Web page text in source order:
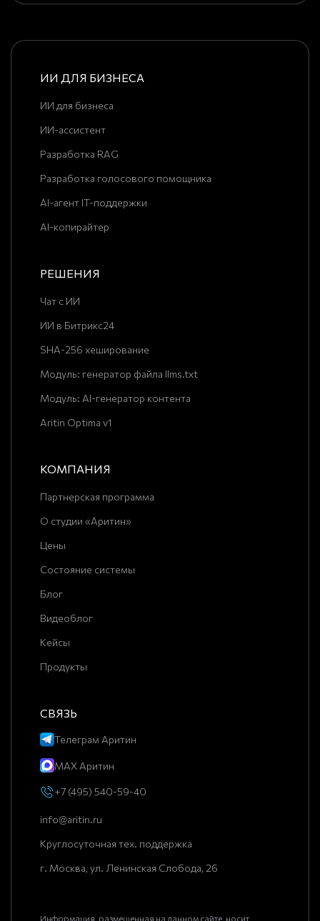
ИИ ДЛЯ БИЗНЕСА
ИИ для бизнеса
ИИ-ассистент
Разработка RAG
Разработка голосового помощника
AI-агент IT-поддержки
AI-копирайтер
РЕШЕНИЯ
Чат с ИИ
ИИ в Битрикс24
SHA-256 хеширование
Модуль: генератор файла llms.txt
Модуль: AI-генератор контента
Aritin Optima v1
КОМПАНИЯ
Партнерская программа
О студии «Аритин»
Цены
Состояние системы
Блог
Видеоблог
Кейсы
Продукты
СВЯЗЬ
Телеграм Аритин
MAX Аритин
+7 (495) 540-59-40
info@aritin.ru
Круглосуточная тех. поддержка
г. Москва, ул. Ленинская Слобода, 26
Информация, размещенная на данном сайте, носит